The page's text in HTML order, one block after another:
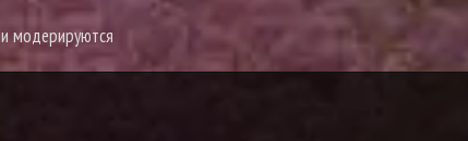
модерируются